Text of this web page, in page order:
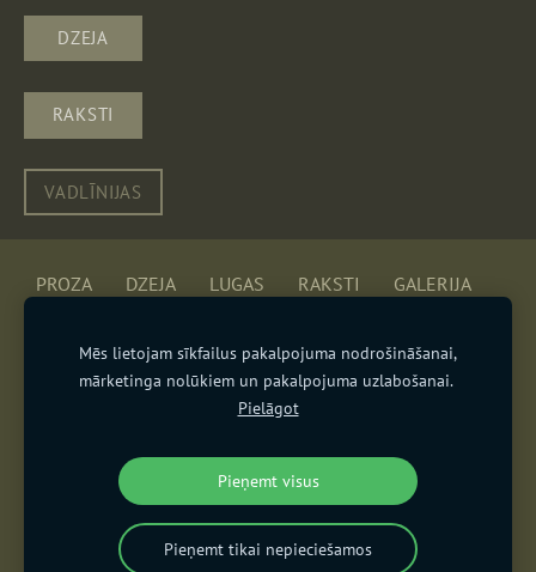
DZEJA
RAKSTI
VADLĪNIJAS
PROZA DZEJA LUGAS RAKSTI
GALERIJA
"Dēkla" ir biedrības "Fantasmagorija" izdots fantāzijas un
fantastikas literatūras un mākslas žurnāls.
zurnalsdekla@gmail.com
Mēs lietojam sīkfailus pakalpojuma nodrošināšanai,
mārketinga nolūkiem un pakalpojuma uzlabošanai.
Pielāgot
Pieņemt visus
Pieņemt tikai nepieciešamos